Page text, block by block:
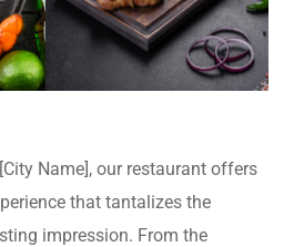
Name], our restaurant offers
that tantalizes the
impression. From the